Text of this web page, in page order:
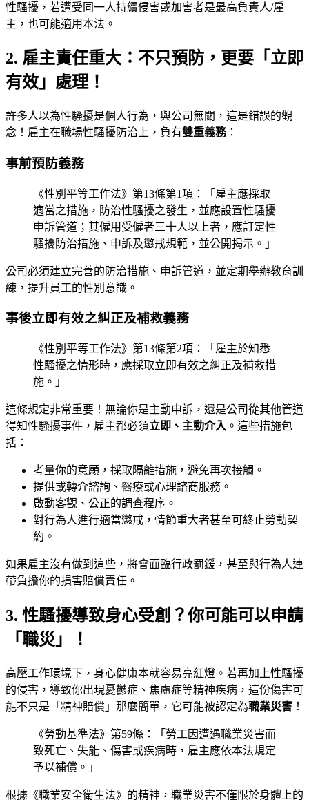
性騷擾，若遭受同一人持續侵害或加害者是最高負責人/雇
主，也可能適用本法。
2. 雇主責任重大：不只預防，更要「立即
有效」處理！
許多人以為性騷擾是個人行為，與公司無關，這是錯誤的觀
念！雇主在職場性騷擾防治上，負有雙重義務：
事前預防義務
《性別平等工作法》第13條第1項：「雇主應採取
適當之措施，防治性騷擾之發生，並應設置性騷擾
申訴管道；其僱用受僱者三十人以上者，應訂定性
騷擾防治措施、申訴及懲戒規範，並公開揭示。」
公司必須建立完善的防治措施、申訴管道，並定期舉辦教育訓
練，提升員工的性別意識。
事後立即有效之糾正及補救義務
《性別平等工作法》第13條第2項：「雇主於知悉
性騷擾之情形時，應採取立即有效之糾正及補救措
施。」
這條規定非常重要！無論你是主動申訴，還是公司從其他管道
得知性騷擾事件，雇主都必須立即、主動介入 。這些措施包
括：
考量你的意願，採取隔離措施，避免再次接觸。
提供或轉介諮詢、醫療或心理諮商服務。
啟動客觀、公正的調查程序。
對行為人進行適當懲戒，情節重大者甚至可終止勞動契
約。
如果雇主沒有做到這些，將會面臨行政罰鍰，甚至與行為人連
帶負擔你的損害賠償責任。
3. 性騷擾導致身心受創？你可能可以申請
「職災」！
高壓工作環境下，身心健康本就容易亮紅燈。若再加上性騷擾
的侵害，導致你出現憂鬱症、焦慮症等精神疾病，這份傷害可
能不只是「精神賠償」那麼簡單，它可能被認定為職業災害 ！
《勞動基準法》第59條：「勞工因遭遇職業災害而
致死亡、失能、傷害或疾病時，雇主應依本法規定
予以補償。」
根據《職業安全衛生法》的精神，職業災害不僅限於身體上的